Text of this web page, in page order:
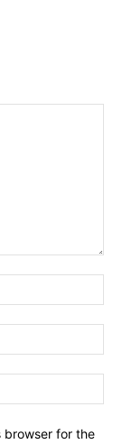
browser for the